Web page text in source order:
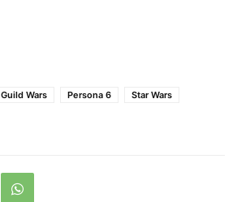
Guild Wars Persona 6
Star Wars